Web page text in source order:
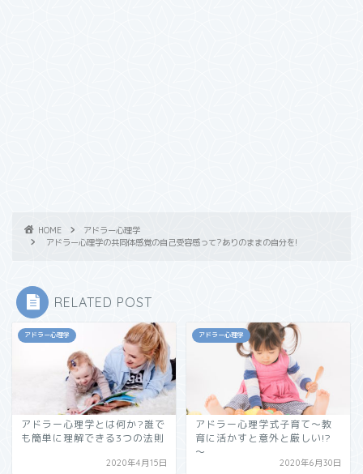
HOME
アドラー心理学
アドラー心理学の共同体感覚の自己受容感って?ありのままの自分を!
RELATED POST
アドラー心理学
アドラー心理学とは何か?誰で
も簡単に理解できる3つの法則
2020年4月15日
アドラー心理学
アドラー心理学式子育て～教
育に活かすと意外と厳しい!?
～
2020年6月30日